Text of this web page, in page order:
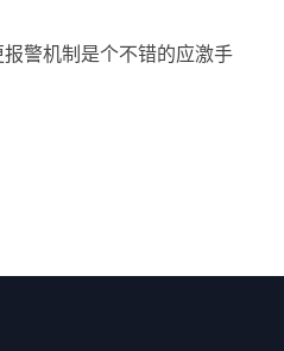
警机制是个不错的应激手